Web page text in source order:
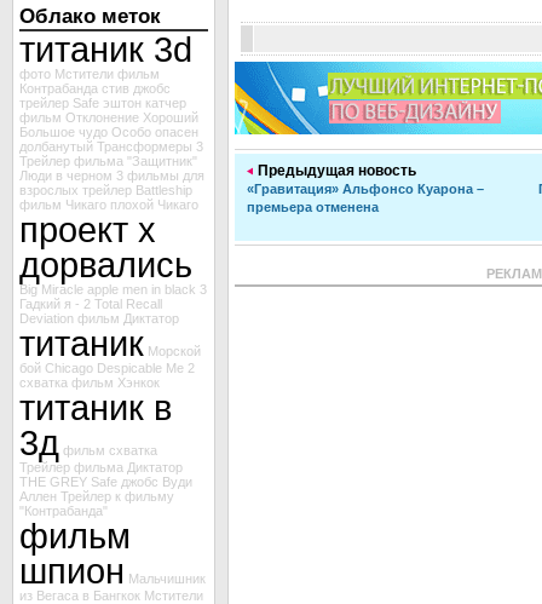
Облако меток
титаник 3d
фото Мстители фильм
Контрабанда стив джобс
трейлер Safe эштон катчер
фильм Отклонение Хороший
Большое чудо Особо опасен
долбанутый Трансформеры 3
Трейлер фильма "Защитник"
Люди в черном 3 фильмы для
взрослых трейлер Battleship
фильм Чикаго плохой Чикаго
проект х
дорвались
Big Miracle apple men in black 3
Гадкий я - 2 Total Recall
Deviation фильм Диктатор
титаник Морской
бой Chicago Despicable Me 2
схватка фильм Хэнкок
титаник в
3д фильм схватка
Трейлер фильма Диктатор
THE GREY Safe джобс Вуди
Аллен Трейлер к фильму
"Контрабанда"
фильм
шпион Мальчишник
из Вегаса в Бангкок Мстители
Предыдущая новость
«Гравитация» Альфонсо Куарона –
премьера отменена